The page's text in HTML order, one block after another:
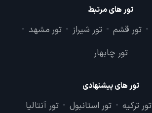
تور های مرتبط
- تور قشم - تور شیراز - تور مشهد -
تور چابهار
تور های پیشنهادی
تور ترکیه - تور استانبول - تور آنتالیا